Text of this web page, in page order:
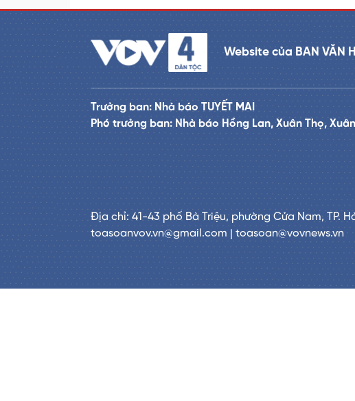
Website của BAN VĂN
Trưởng ban: Nhà báo TUYẾT MAI
Phó trưởng ban: Nhà báo Hồng Lan, Xuân Thọ,
Địa chỉ: 41-43 phố Bà Triệu, phường Cửa Nam, TP.
toasoanvov.vn@gmail.com | toasoan@vovnews.vn